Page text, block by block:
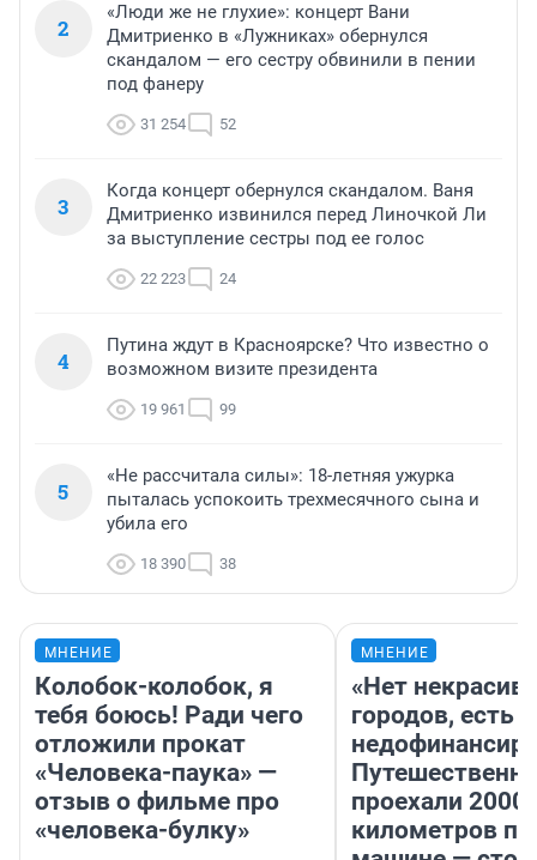
2
«Люди же не глухие»: концерт Вани
Дмитриенко в «Лужниках» обернулся
скандалом — его сестру обвинили в пении
под фанеру
31 254 52
3
Когда концерт обернулся скандалом. Ваня
Дмитриенко извинился перед Линочкой Ли
за выступление сестры под ее голос
22 223 24
4
Путина ждут в Красноярске? Что известно о
возможном визите президента
19 961 99
5
«Не рассчитала силы»: 18-летняя ужурка
пыталась успокоить трехмесячного сына и
убила его
18 390 38
МНЕНИЕ
Колобок-колобок, я
тебя боюсь! Ради чего
отложили прокат
«Человека-паука» —
отзыв о фильме про
«человека-булку»
МНЕНИЕ
«Нет
городов, есть
проехали 2000
километров по